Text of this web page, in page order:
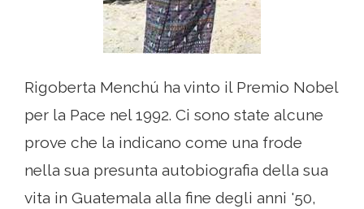
Rigoberta Menchú ha vinto il Premio Nobel
per la Pace nel 1992. Ci sono state alcune
prove che la indicano come una frode
nella sua presunta autobiografia della sua
vita in Guatemala alla fine degli anni '50,